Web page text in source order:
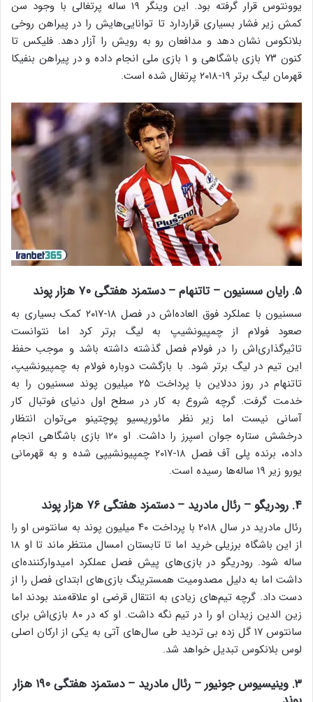
یوونتوس قرار گرفته بود. این وینگر ۱۹ ساله پرتغالی با وجود سن
کمش زیر فشار بسیاری قراردارد تا توانایی‌هایش را در پیراهن روخی
بلانکوس نشان دهد و مدافعان رو به رویش را آزار دهد. فلیکس تا
کنون ۷۳ بازی باشگاهی و ۱ بازی ملی انجام داده و در پیراهن بنفیکا
قهرمان لیگ برتر ۱۹-۲۰۱۸ پرتغال شده است.
۵. رایان سسنیون – تاتنهام – دستمزد هفتگی ۷۰ هزار پوند
سسنیون با عملکرد فوق العاده‌اش در فصل ۱۸-۲۰۱۷ کمک بسیاری به
صعود فولام از چمپیونشیپ به لیگ برتر کرد اما نتوانست
تاثیرگذاری‌اش را در فولام فصل گذشته داشته باشد و موجب حفظ
این تیم در لیگ برتر شود. با بازگشت دوباره فولام به چمپیونشیپ،
تاتنهام در روز ددلاین با پرداخت ۲۵ میلیون پوند سسنیون را به
خدمت گرفت. گرچه شروع به کار در سطح اول دنیای فوتبال کار
آسانی نیست اما زیر نظر مائوریسیو پوچتینو می‌توان انتظار
درخشش ستاره جوان اسپرز را داشت. او ۱۲۰ بازی باشگاهی انجام
داده، برنده پلی آف فصل ۱۸-۲۰۱۷ چمپیونشیپی شده و به قهرمانی
یورو زیر ۱۹ ساله‌ها رسیده است.
۴. رودریگو – رئال مادرید – دستمزد هفتگی ۷۶ هزار پوند
رئال مادرید در سال ۲۰۱۸ با پرداخت ۴۰ میلیون پوند به سانتوس او را
از این باشگاه برزیلی خرید اما تا تابستان امسال منتظر ماند تا او ۱۸
ساله شود. رودریگو در بازی‌های پیش فصل عملکرد امیدوارکننده‌ای
داشت اما به دلیل مصدومیت همسترینگ بازی‌های ابتدای فصل را از
دست داد. گرچه تیم‌های زیادی به انتقال قرضی او علاقه‌مند بودند اما
زین الدین زیدان او را در تیم نگه داشت. او که در ۸۰ بازی‌اش برای
سانتوس ۱۷ گل زده بی تردید طی سال‌های آتی به یکی از ارکان اصلی
لوس بلانکوس تبدیل خواهد شد.
۳. وینیسیوس جونیور – رئال مادرید – دستمزد هفتگی ۱۹۰ هزار